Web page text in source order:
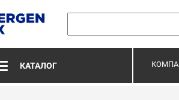
КАТАЛОГ